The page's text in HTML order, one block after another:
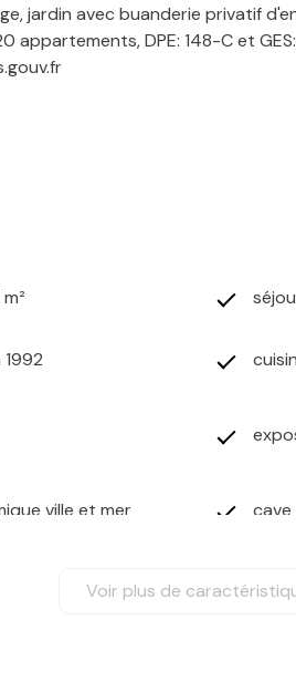
jardin avec buanderie privatif
DPE: 148-C et
ville et mer cave
Voir plus de